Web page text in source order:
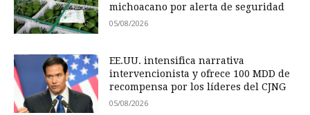
michoacano por alerta de seguridad
05/08/2026
EE.UU. intensifica narrativa
intervencionista y ofrece 100 MDD de
recompensa por los líderes del CJNG
05/08/2026